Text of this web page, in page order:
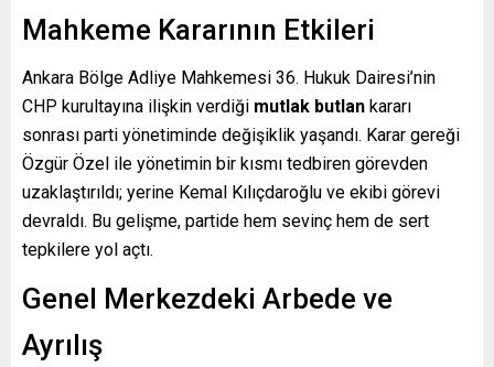
Mahkeme Kararının Etkileri
Ankara Bölge Adliye Mahkemesi 36. Hukuk Dairesi’nin
CHP kurultayına ilişkin verdiği mutlak butlan kararı
sonrası parti yönetiminde değişiklik yaşandı. Karar gereği
Özgür Özel ile yönetimin bir kısmı tedbiren görevden
uzaklaştırıldı; yerine Kemal Kılıçdaroğlu ve ekibi görevi
devraldı. Bu gelişme, partide hem sevinç hem de sert
tepkilere yol açtı.
Genel Merkezdeki Arbede ve
Ayrılış